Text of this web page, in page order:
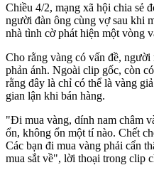
Chiều 4/2, mạng xã hội chia sẻ
người đàn ông cùng vợ sau khi
nhà tình cờ phát hiện một vòng
Cho rằng vàng có vấn đề,
phản ánh. Ngoài clip gốc, còn
rằng đây là chỉ có thể là vàng
gian lận khi bán hàng.
"Đi mua vàng, dính nam châm
ổn, không ổn một tí nào. Chết
Các bạn đi mua vàng phải cẩn
mua sắt về", lời thoại trong clip